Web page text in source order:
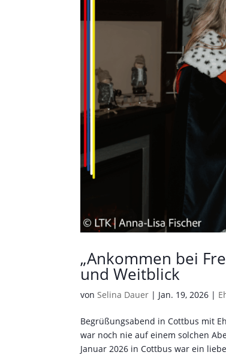
„Ankommen bei
und Weitblick
von Selina Dauer | Jan. 19, 2026 |
Begrüßungsabend in Cottbus mit
war noch nie auf einem solchen
Januar 2026 in Cottbus war ein